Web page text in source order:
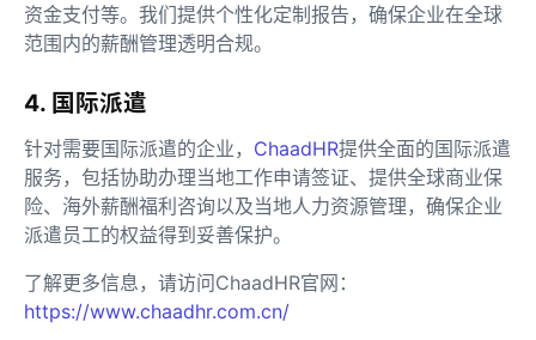
资金支付等。我们提供个性化定制报告，确保企业在全球
范围内的薪酬管理透明合规。
4. 国际派遣
针对需要国际派遣的企业， ChaadHR提供全面的国际派遣
服务，包括协助办理当地工作申请签证、提供全球商业保
险、海外薪酬福利咨询以及当地人力资源管理，确保企业
派遣员工的权益得到妥善保护。
了解更多信息，请访问ChaadHR官网：
https://www.chaadhr.com.cn/